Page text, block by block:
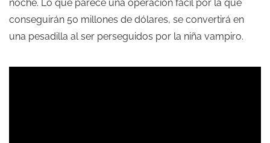
noche. Lo que parece una operación fácil por la que
conseguirán 50 millones de dólares, se convertirá en
una pesadilla al ser perseguidos por la niña vampiro.